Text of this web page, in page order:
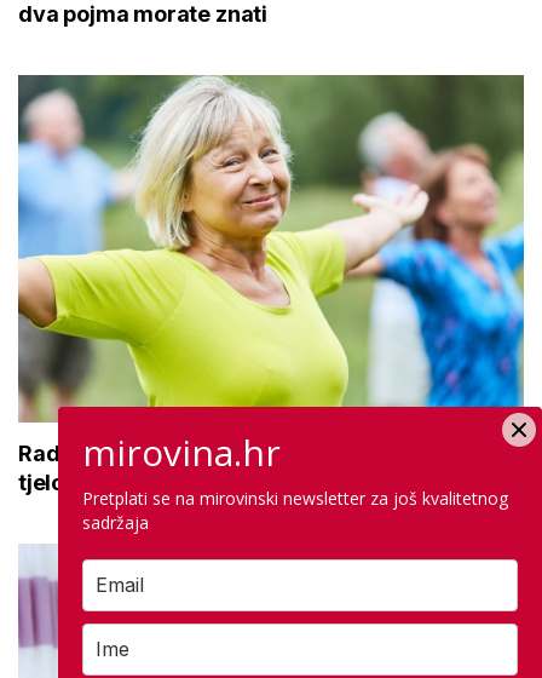
dva pojma morate znati
Radionice aktivnog starenja: Druženje,
tjelovježba i zdrava prehrana za umirovljenike
mirovina.hr
Pretplati se na mirovinski newsletter za još kvalitetnog
sadržaja